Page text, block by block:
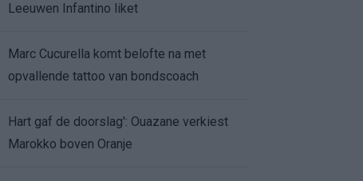
Leeuwen Infantino liket
Marc Cucurella komt belofte na met
opvallende tattoo van bondscoach
Hart gaf de doorslag': Ouazane verkiest
Marokko boven Oranje